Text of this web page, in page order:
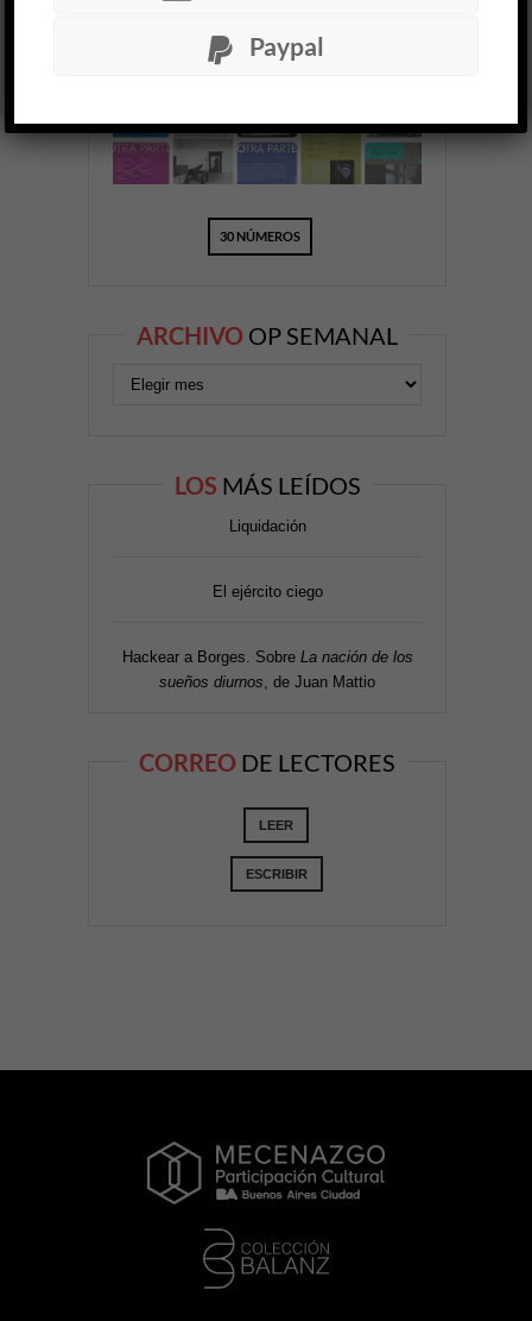
30 NÚMEROS
ARCHIVO OP SEMANAL
LOS MÁS LEÍDOS
Liquidación
El ejército ciego
Hackear a Borges. Sobre La nación de los
sueños diurnos , de Juan Mattio
CORREO DE LECTORES
LEER
ESCRIBIR
Paypal